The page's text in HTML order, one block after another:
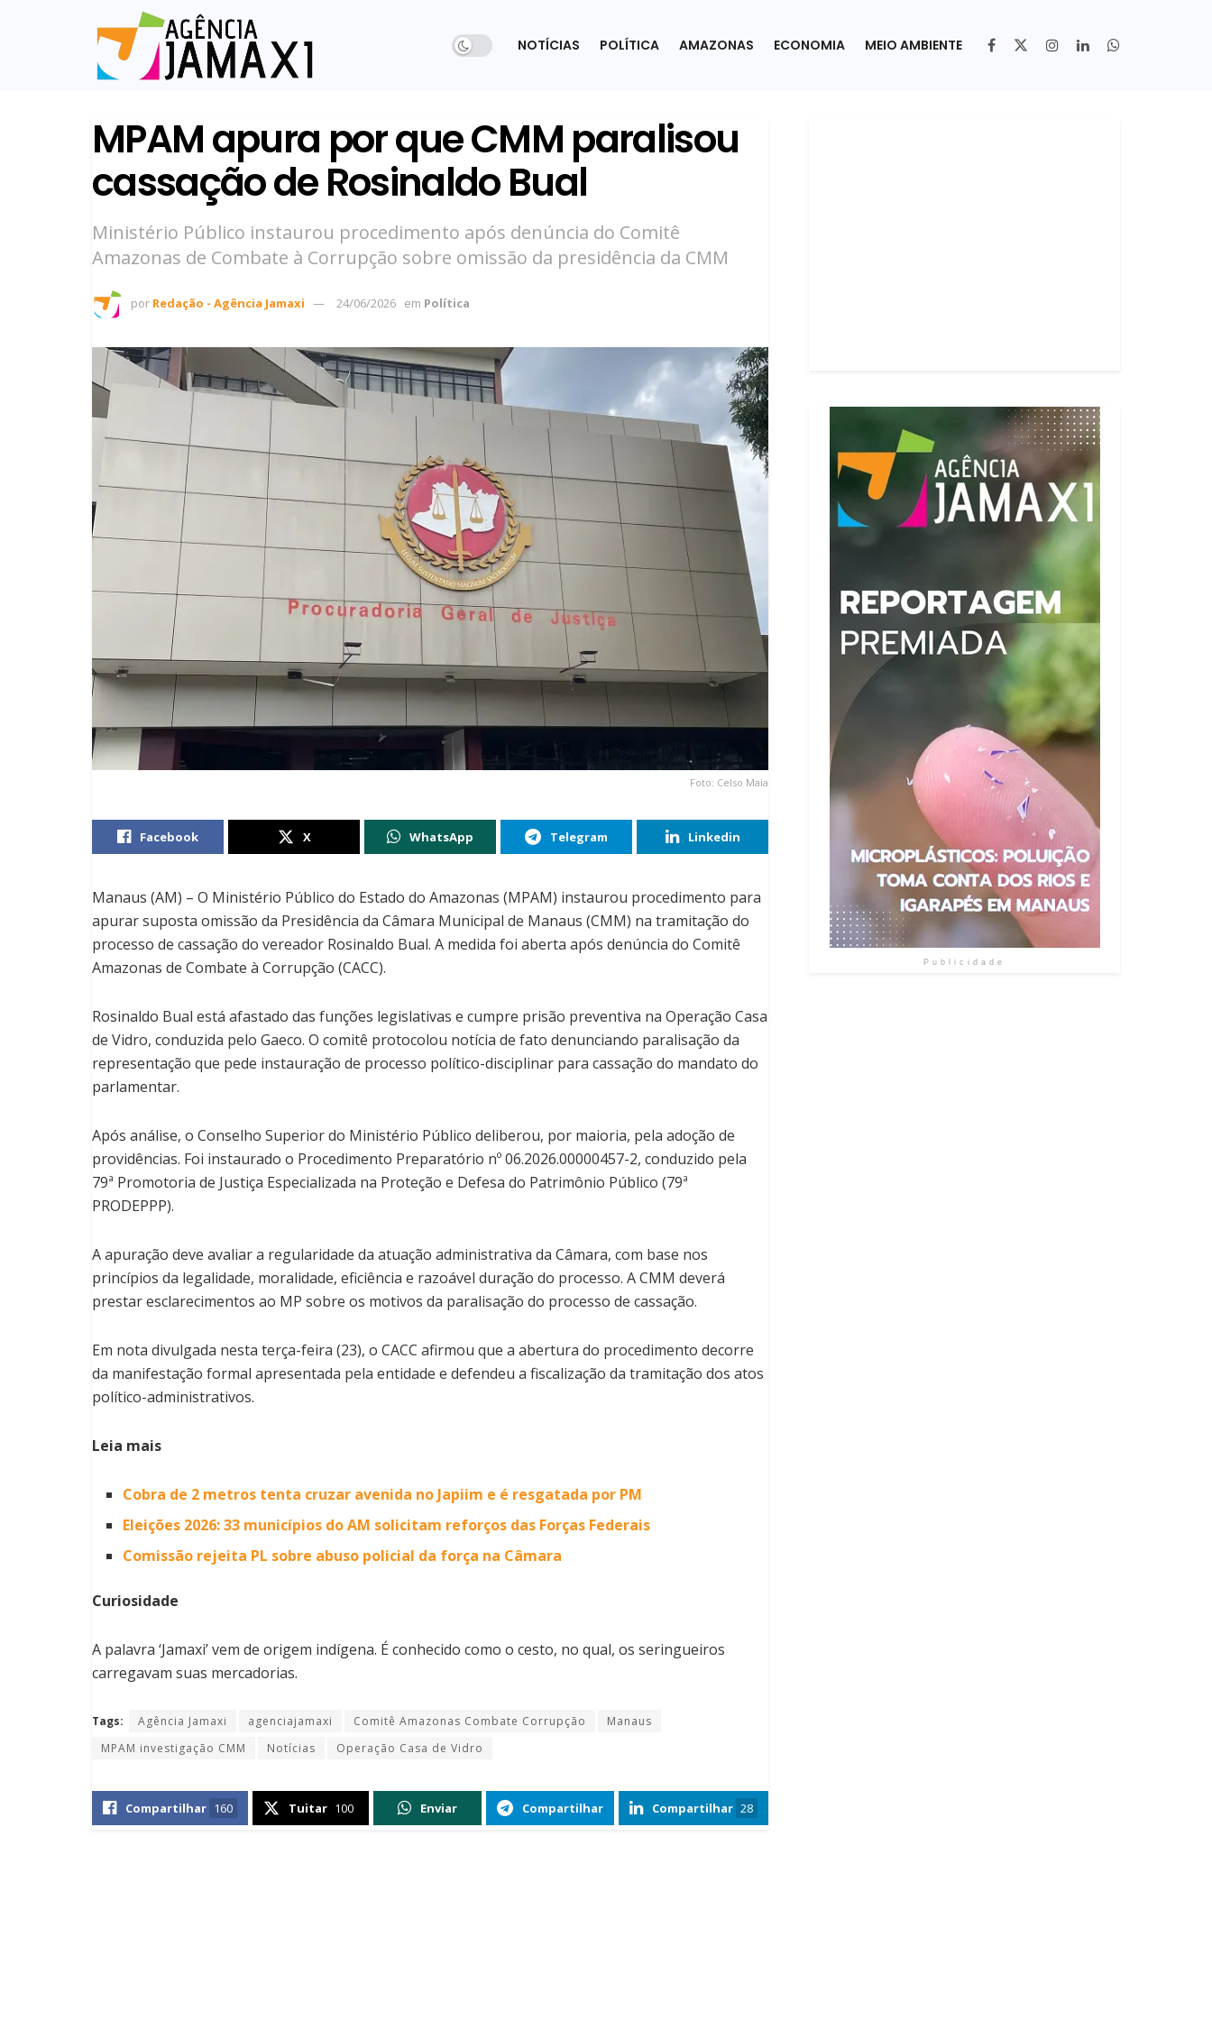
NOTÍCIAS POLÍTICA AMAZONAS ECONOMIA MEIO AMBIENTE
MPAM apura por que CMM paralisou
cassação de Rosinaldo Bual
Ministério Público instaurou procedimento após denúncia do Comitê
Amazonas de Combate à Corrupção sobre omissão da presidência da CMM
por Redação - Agência Jamaxi 24/06/2026 em Política
Foto: Celso Maia
Facebook X WhatsApp Telegram Linkedin
Manaus (AM) – O Ministério Público do Estado do Amazonas (MPAM) instaurou procedimento para
apurar suposta omissão da Presidência da Câmara Municipal de Manaus (CMM) na tramitação do
processo de cassação do vereador Rosinaldo Bual. A medida foi aberta após denúncia do Comitê
Amazonas de Combate à Corrupção (CACC).
Rosinaldo Bual está afastado das funções legislativas e cumpre prisão preventiva na Operação Casa
de Vidro, conduzida pelo Gaeco. O comitê protocolou notícia de fato denunciando paralisação da
representação que pede instauração de processo político-disciplinar para cassação do mandato do
parlamentar.
Após análise, o Conselho Superior do Ministério Público deliberou, por maioria, pela adoção de
providências. Foi instaurado o Procedimento Preparatório nº 06.2026.00000457-2, conduzido pela
79ª Promotoria de Justiça Especializada na Proteção e Defesa do Patrimônio Público (79ª
PRODEPPP).
A apuração deve avaliar a regularidade da atuação administrativa da Câmara, com base nos
princípios da legalidade, moralidade, eficiência e razoável duração do processo. A CMM deverá
prestar esclarecimentos ao MP sobre os motivos da paralisação do processo de cassação.
Em nota divulgada nesta terça-feira (23), o CACC afirmou que a abertura do procedimento decorre
da manifestação formal apresentada pela entidade e defendeu a fiscalização da tramitação dos atos
político-administrativos.
Leia mais
Cobra de 2 metros tenta cruzar avenida no Japiim e é resgatada por PM
Eleições 2026: 33 municípios do AM solicitam reforços das Forças Federais
Comissão rejeita PL sobre abuso policial da força na Câmara
Curiosidade
A palavra ‘Jamaxi’ vem de origem indígena. É conhecido como o cesto, no qual, os seringueiros
carregavam suas mercadorias.
Tags: Agência Jamaxi agenciajamaxi Comitê Amazonas Combate Corrupção
Manaus
MPAM investigação CMM
Notícias Operação Casa de Vidro
Compartilhar 160 Tuitar 100 Enviar Compartilhar Compartilhar 28
Publicidade